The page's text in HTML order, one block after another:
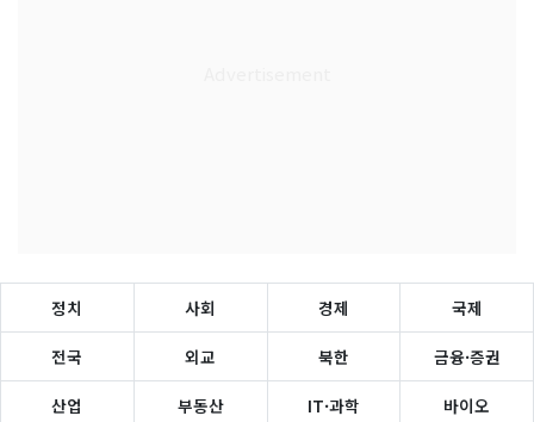
정치 사회 경제 국제
전국 외교 북한 금융·증권
산업 부동산 IT·과학 바이오